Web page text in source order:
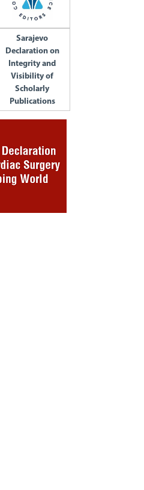
Sarajevo
Declaration on
Integrity and
Visibility of
Scholarly
Publications